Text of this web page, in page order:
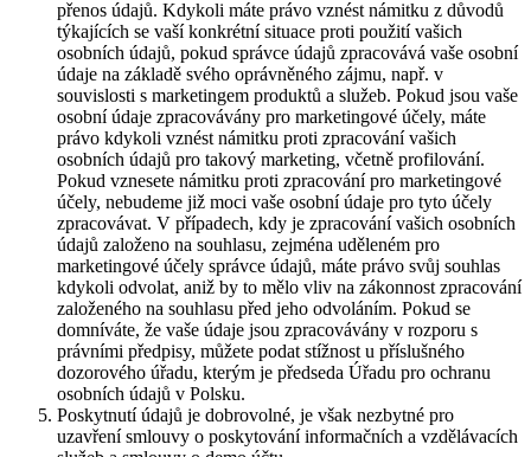
přenos údajů. Kdykoli máte právo vznést námitku z důvodů
týkajících se vaší konkrétní situace proti použití vašich
osobních údajů, pokud správce údajů zpracovává vaše osobní
údaje na základě svého oprávněného zájmu, např. v
souvislosti s marketingem produktů a služeb. Pokud jsou vaše
osobní údaje zpracovávány pro marketingové účely, máte
právo kdykoli vznést námitku proti zpracování vašich
osobních údajů pro takový marketing, včetně profilování.
Pokud vznesete námitku proti zpracování pro marketingové
účely, nebudeme již moci vaše osobní údaje pro tyto účely
zpracovávat. V případech, kdy je zpracování vašich osobních
údajů založeno na souhlasu, zejména uděleném pro
marketingové účely správce údajů, máte právo svůj souhlas
kdykoli odvolat, aniž by to mělo vliv na zákonnost zpracování
založeného na souhlasu před jeho odvoláním. Pokud se
domníváte, že vaše údaje jsou zpracovávány v rozporu s
právními předpisy, můžete podat stížnost u příslušného
dozorového úřadu, kterým je předseda Úřadu pro ochranu
osobních údajů v Polsku.
Poskytnutí údajů je dobrovolné, je však nezbytné pro
uzavření smlouvy o poskytování informačních a vzdělávacích